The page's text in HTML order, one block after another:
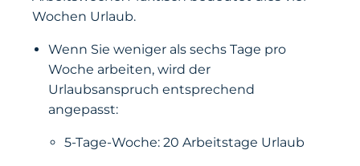
Wochen Urlaub.
Wenn Sie weniger als sechs Tage pro
Woche arbeiten, wird der
Urlaubsanspruch entsprechend
angepasst:
5-Tage-Woche: 20 Arbeitstage Urlaub